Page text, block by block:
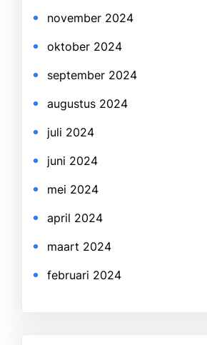
november 2024
oktober 2024
september 2024
augustus 2024
juli 2024
juni 2024
mei 2024
april 2024
maart 2024
februari 2024